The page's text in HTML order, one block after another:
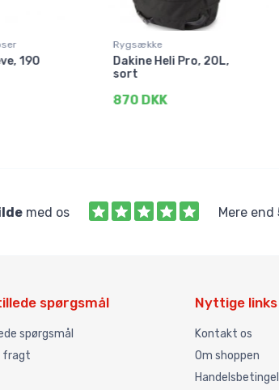
190
Rygsække
Dakine Heli Pro, 20L,
sort
870 DKK
med os Mere end
spørgsmål
spørgsmål
fragt
Nyttige links
Kontakt os
Om shoppen